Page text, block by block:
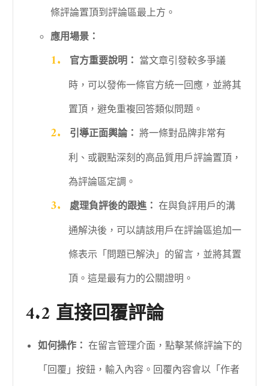
條評論置頂到評論區最上方。
應用場景：
官方重要說明： 當文章引發較多爭議
時，可以發佈一條官方統一回應，並將其
置頂，避免重複回答類似問題。
引導正面輿論： 將一條對品牌非常有
利、或觀點深刻的高品質用戶評論置頂，
為評論區定調。
處理負評後的跟進： 在與負評用戶的溝
通解決後，可以請該用戶在評論區追加一
條表示「問題已解決」的留言，並將其置
頂。這是最有力的公關證明。
4.2 直接回覆評論
如何操作： 在留言管理介面，點擊某條評論下的
「回覆」按鈕，輸入內容。回覆內容會以「作者